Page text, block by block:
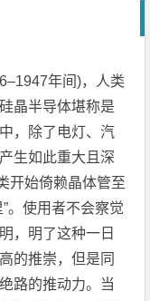
年间)，人类
晶半导体堪称是
，除了电灯、汽
生如此重大且深
开始倚赖晶体管至
。使用者不会察觉
，明了这种一日
的推崇，但是同
路的推动力。当